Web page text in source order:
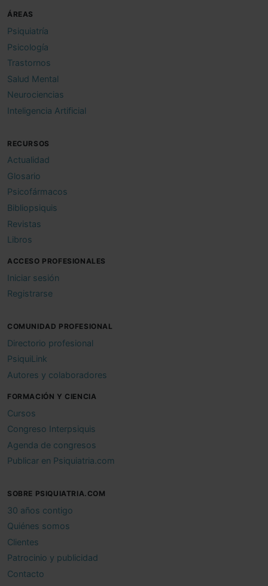
ÁREAS
Psiquiatría
Psicología
Trastornos
Salud Mental
Neurociencias
Inteligencia Artificial
RECURSOS
Actualidad
Glosario
Psicofármacos
Bibliopsiquis
Revistas
Libros
ACCESO PROFESIONALES
Iniciar sesión
Registrarse
COMUNIDAD PROFESIONAL
Directorio profesional
PsiquiLink
Autores y colaboradores
FORMACIÓN Y CIENCIA
Cursos
Congreso Interpsiquis
Agenda de congresos
Publicar en Psiquiatria.com
SOBRE PSIQUIATRIA.COM
30 años contigo
Quiénes somos
Clientes
Patrocinio y publicidad
Contacto